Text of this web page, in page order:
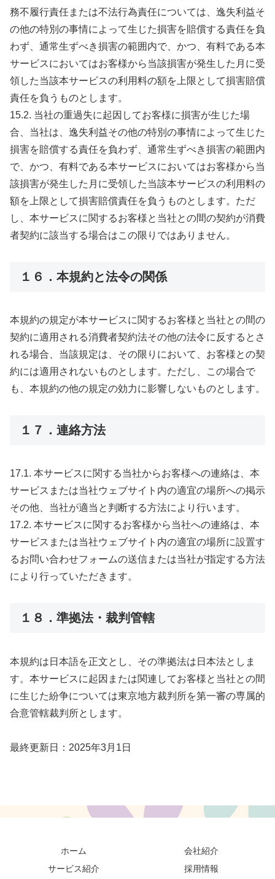
務不履行責任または不法行為責任については、逸失利益そ
の他の特別の事情によって生じた損害を賠償する責任を負
わず、通常生ずべき損害の範囲内で、かつ、有料である本
サービスにおいてはお客様から当該損害が発生した月に受
領した当該本サービスの利用料の額を上限として損害賠償
責任を負うものとします。
15.2. 当社の重過失に起因してお客様に損害が生じた場
合、当社は、逸失利益その他の特別の事情によって生じた
損害を賠償する責任を負わず、通常生ずべき損害の範囲内
で、かつ、有料である本サービスにおいてはお客様から当
該損害が発生した月に受領した当該本サービスの利用料の
額を上限として損害賠償責任を負うものとします。ただ
し、本サービスに関するお客様と当社との間の契約が消費
者契約に該当する場合はこの限りではありません。
１６．本規約と法令の関係
本規約の規定が本サービスに関するお客様と当社との間の
契約に適用される消費者契約法その他の法令に反するとさ
れる場合、当該規定は、その限りにおいて、お客様との契
約には適用されないものとします。ただし、この場合で
も、本規約の他の規定の効力に影響しないものとします。
１７．連絡方法
17.1. 本サービスに関する当社からお客様への連絡は、本
サービスまたは当社ウェブサイト内の適宜の場所への掲示
その他、当社が適当と判断する方法により行います。
17.2. 本サービスに関するお客様から当社への連絡は、本
サービスまたは当社ウェブサイト内の適宜の場所に設置す
るお問い合わせフォームの送信または当社が指定する方法
により行っていただきます。
１８．準拠法・裁判管轄
本規約は日本語を正文とし、その準拠法は日本法としま
す。本サービスに起因または関連してお客様と当社との間
に生じた紛争については東京地方裁判所を第一審の専属的
合意管轄裁判所とします。
最終更新日：2025年3月1日
ホーム
会社紹介
サービス紹介
採用情報